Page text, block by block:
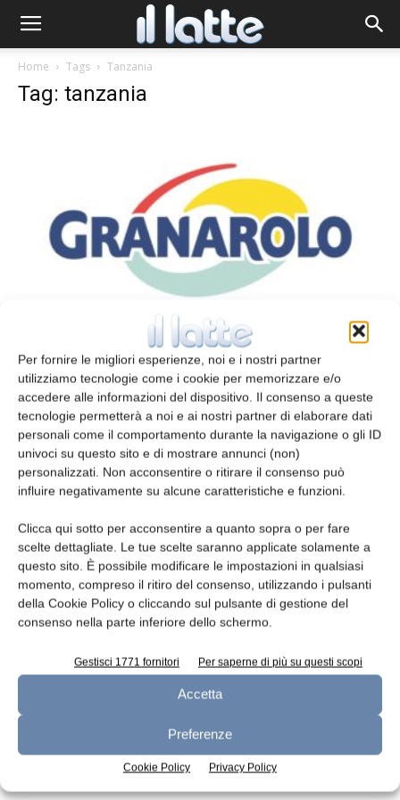
Per fornire le migliori esperienze, noi e i nostri partner
utilizziamo tecnologie come i cookie per memorizzare e/o
accedere alle informazioni del dispositivo. Il consenso a queste
tecnologie permetterà a noi e ai nostri partner di elaborare dati
personali come il comportamento durante la navigazione o gli ID
univoci su questo sito e di mostrare annunci (non)
personalizzati. Non acconsentire o ritirare il consenso può
influire negativamente su alcune caratteristiche e funzioni.
Clicca qui sotto per acconsentire a quanto sopra o per fare
scelte dettagliate. Le tue scelte saranno applicate solamente a
questo sito. È possibile modificare le impostazioni in qualsiasi
momento, compreso il ritiro del consenso, utilizzando i pulsanti
della Cookie Policy o cliccando sul pulsante di gestione del
consenso nella parte inferiore dello schermo.
Gestisci 1771 fornitori Per saperne di più su questi scopi
Accetta
Preferenze
Cookie Policy Privacy Policy
Home Tags Tanzania
Tag: tanzania
Africa Milk Project, tra le migliori best
practice di Expo 2015
redazione 25 Febbraio 2015
Leggi la rivista
n.7 - Luglio 2026 n.6 - Giugno 2026